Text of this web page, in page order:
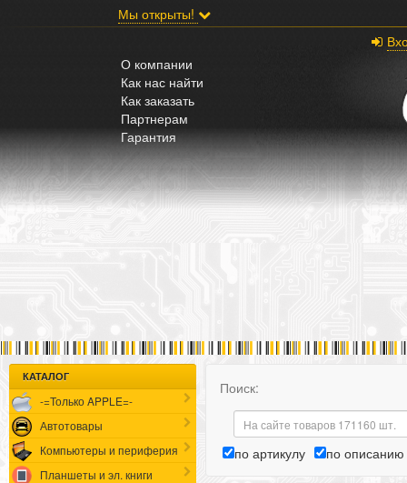
Мы открыты!
О компании
Как нас найти
Как заказать
Партнерам
Гарантия
КАТАЛОГ
-=Только APPLE=-
Автотовары
Компьютеры и периферия
Планшеты и эл. книги
Поиск:
по артикулу по описанию